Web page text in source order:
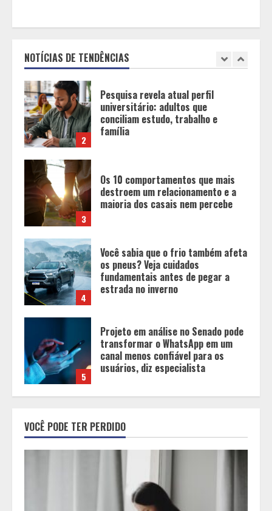
NOTÍCIAS DE TENDÊNCIAS
2
universitário: adultos que
família
3
Os 10 comportamentos que mais
destroem um relacionamento e a
maioria dos casais nem percebe
4
Você sabia que o frio também afeta
os pneus? Veja cuidados
fundamentais antes de pegar a
estrada no inverno
5
Projeto em análise no Senado pode
transformar o WhatsApp em um
canal menos confiável para os
usuários, diz especialista
1
Entrada na escolinha não significa
o fim da amamentação: 6 dicas
para manter o aleitamento nessa
fase
universitário: adultos que
conciliam estudo, trabalho e
família
Os 10 comportamentos que mais
destroem um relacionamento e a
VOCÊ PODE TER PERDIDO